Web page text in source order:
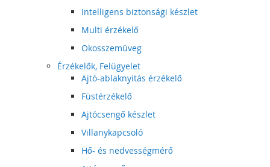
Intelligens biztonsági készlet
Multi érzékelő
Okosszemüveg
Érzékelők, Felügyelet
Ajtó-ablaknyitás érzékelő
Füstérzékelő
Ajtócsengő készlet
Villanykapcsoló
Hő- és nedvességmérő